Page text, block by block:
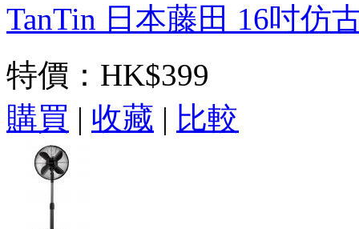
TanTin 日本藤田 16吋仿
特價： HK$399
購買 | 收藏 | 比較